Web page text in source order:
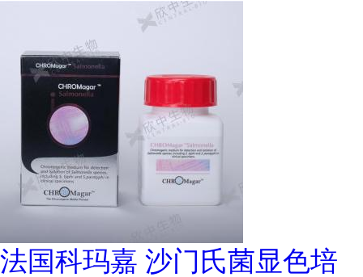
法国科玛嘉 沙门氏菌显色培